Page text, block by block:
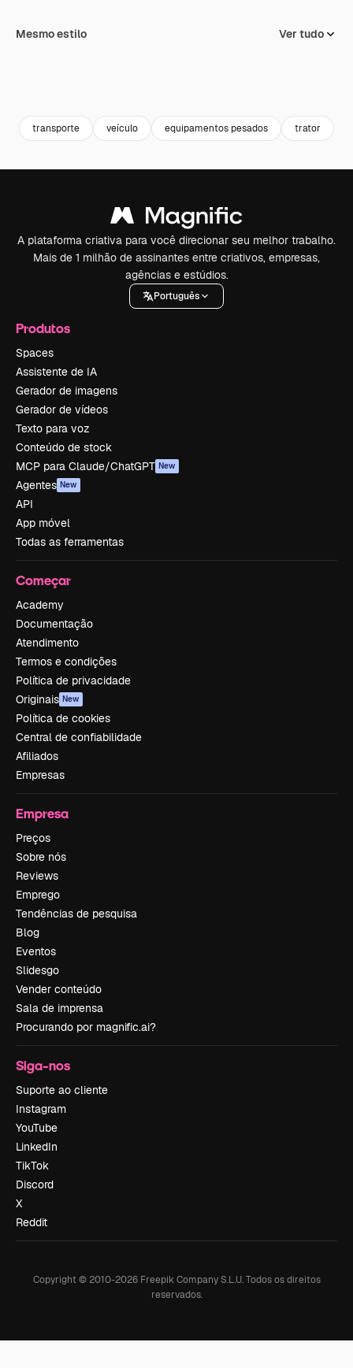
Mesmo estilo Ver tudo
transporte veículo equipamentos pesados trator
A plataforma criativa para você direcionar seu melhor trabalho.
Mais de 1 milhão de assinantes entre criativos, empresas,
agências e estúdios.
Português
Produtos
Spaces
Assistente de IA
Gerador de imagens
Gerador de vídeos
Texto para voz
Conteúdo de stock
MCP para Claude/ChatGPT New
Agentes New
API
App móvel
Todas as ferramentas
Começar
Academy
Documentação
Atendimento
Termos e condições
Política de privacidade
Originais New
Política de cookies
Central de confiabilidade
Afiliados
Empresas
Empresa
Preços
Sobre nós
Reviews
Emprego
Tendências de pesquisa
Blog
Eventos
Slidesgo
Vender conteúdo
Sala de imprensa
Procurando por magnific.ai?
Siga-nos
Suporte ao cliente
Instagram
YouTube
LinkedIn
TikTok
Discord
X
Reddit
Copyright © 2010-2026Freepik Company S.L.U. Todos os direitos
reservados.